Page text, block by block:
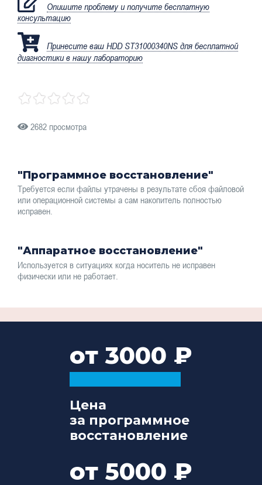
Опишите проблему и получите бесплатную
консультацию
Принесите ваш HDD ST31000340NS для бесплатной
диагностики в нашу лабораторию
2682 просмотра
"Программное восстановление"
Требуется если файлы утрачены в результате сбоя файловой
или операционной системы а сам накопитель полностью
исправен.
"Аппаратное восстановление"
Используется в ситуациях когда носитель не исправен
физически или не работает.
от 3000
Цена
за программное
восстановление
от 5000